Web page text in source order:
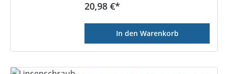
Regulärer Preis:
20,98 €*
In den Warenkorb